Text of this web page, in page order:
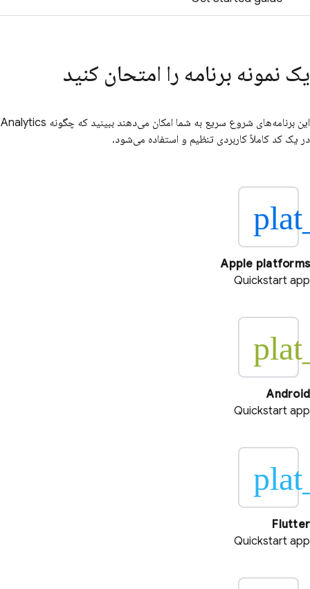
یک نمونه برنامه را امتحان کنید
این برنامه‌های شروع سریع به شما امکان می‌دهند ببینید که چگونه Analytics
در یک کد کاملاً کاربردی تنظیم و استفاده می‌شود.
Apple platforms
Quickstart app
Android
Quickstart app
Flutter
Quickstart app